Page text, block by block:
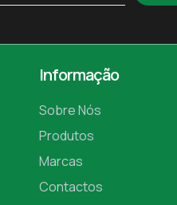
Informação
Sobre Nós
Produtos
Marcas
Contactos